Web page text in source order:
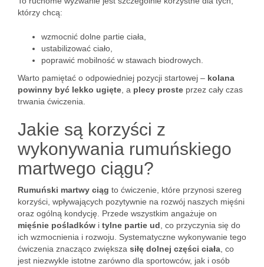
którzy chcą:
wzmocnić dolne partie ciała,
ustabilizować ciało,
poprawić mobilność w stawach biodrowych.
Warto pamiętać o odpowiedniej pozycji startowej – kolana
powinny być lekko ugięte , a plecy proste przez cały czas
trwania ćwiczenia.
Jakie są korzyści z
wykonywania rumuńskiego
martwego ciągu?
Rumuński martwy ciąg to ćwiczenie, które przynosi szereg
korzyści, wpływających pozytywnie na rozwój naszych mięśni
oraz ogólną kondycję. Przede wszystkim angażuje on
mięśnie pośladków i tylne partie ud , co przyczynia się do
ich wzmocnienia i rozwoju. Systematyczne wykonywanie tego
ćwiczenia znacząco zwiększa siłę dolnej części ciała , co
jest niezwykle istotne zarówno dla sportowców, jak i osób